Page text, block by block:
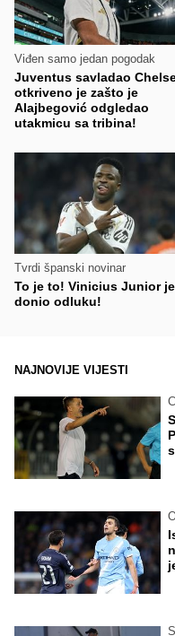
Viđen samo jedan pogodak
Juventus savladao
otkriveno je zašto je
Alajbegović odgledao
utakmicu sa tribina!
Tvrdi španski novinar
To je to! Vinicius Junior je
donio odluku!
NAJNOVIJE VIJESTI